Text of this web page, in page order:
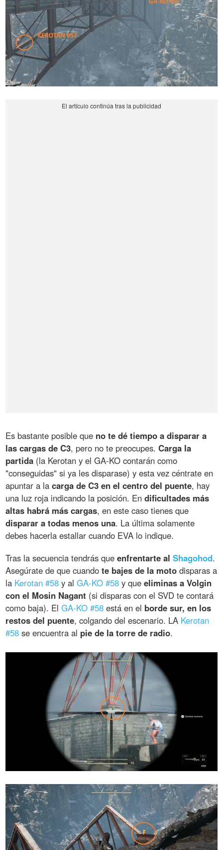
Es bastante posible que no te dé tiempo a disparar a
las cargas de C3, pero no te preocupes.Carga la
partida (la Kerotan y el GA-KO contarán como
"conseguidas" si ya les disparase) y esta vez céntrate en
apuntar a lacarga de C3 en el centro del puente, hay
una luz roja indicando la posición. Endificultades más
altas habrá más cargas, en este caso tienes que
disparar a todas menos una. La última solamente
debes hacerla estallar cuando EVA lo indique.
Tras la secuencia tendrás queenfrentarte alShagohod.
Asegúrate de que cuandote bajes de la moto disparas a
la Kerotan #58 y alGA-KO #58 y queeliminas a Volgin
con el Mosin Nagant (si disparas con el SVD te contará
como baja). ElGA-KO #58 está en el borde sur, en los
restos del puente, colgando del escenario. LA Kerotan
#58 se encuentra al pie de la torre de radio.